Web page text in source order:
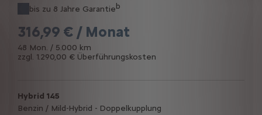
bis zu 8 Jahre Garantieb
316,99 € / Monat
48 Mon. / 5.000 km
zzgl. 1.290,00 € Überführungskosten
Hybrid 145
Benzin / Mild-Hybrid - Doppelkupplung